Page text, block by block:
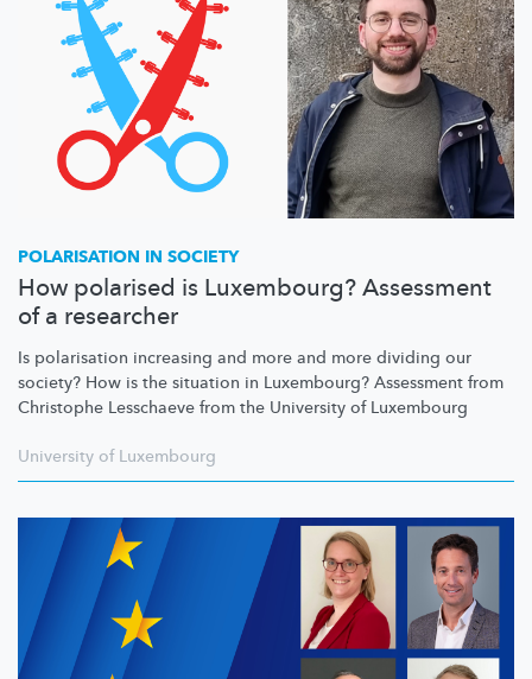
POLARISATION IN SOCIETY
How polarised is Luxembourg? Assessment
of a researcher
Is polarisation increasing and more and more dividing our
society? How is the situation in Luxembourg? Assessment from
Christophe Lesschaeve from the University of Luxembourg
University of Luxembourg